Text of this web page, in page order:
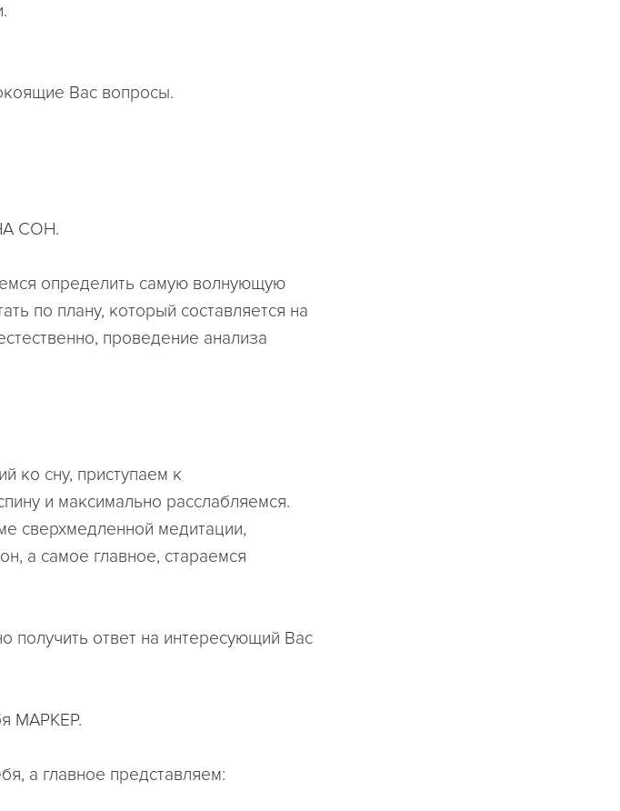
Вас вопросы.
СОН.
определить самую волнующую
по плану, который составляется на
проведение анализа
ко сну, приступаем к
и максимально расслабляемся.
сверхмедленной медитации,
а самое главное, стараемся
ответ на интересующий Вас
МАРКЕР.
а главное представляем: